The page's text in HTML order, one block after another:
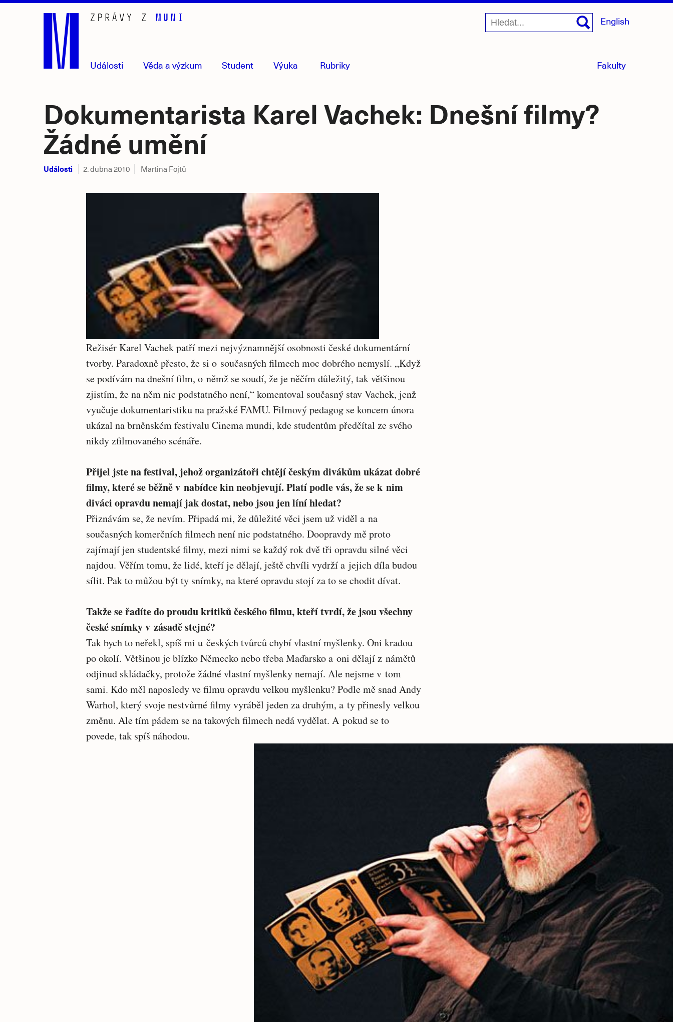
Události Věda a výzkum Student Výuka Rubriky Fakultymenu
English
Dokumentarista Karel Vachek: Dnešní filmy?
Žádné umění
Události 2. dubna 2010 Martina Fojtů
Režisér Karel Vachek patří mezi nejvýznamnější osobnosti české dokumentární
tvorby. Paradoxně přesto, že si o současných filmech moc dobrého nemyslí. „Když
se podívám na dnešní film, o němž se soudí, že je něčím důležitý, tak většinou
zjistím, že na něm nic podstatného není,“ komentoval současný stav Vachek, jenž
vyučuje dokumentaristiku na pražské FAMU. Filmový pedagog se koncem února
ukázal na brněnském festivalu Cinema mundi, kde studentům předčítal ze svého
nikdy zfilmovaného scénáře.
Přijel jste na festival, jehož organizátoři chtějí českým divákům ukázat dobré
filmy, které se běžně v nabídce kin neobjevují. Platí podle vás, že se k nim
diváci opravdu nemají jak dostat, nebo jsou jen líní hledat?
Přiznávám se, že nevím. Připadá mi, že důležité věci jsem už viděl a na
současných komerčních filmech není nic podstatného. Doopravdy mě proto
zajímají jen studentské filmy, mezi nimi se každý rok dvě tři opravdu silné věci
najdou. Věřím tomu, že lidé, kteří je dělají, ještě chvíli vydrží a jejich díla budou
sílit. Pak to můžou být ty snímky, na které opravdu stojí za to se chodit dívat.
Takže se řadíte do proudu kritiků českého filmu, kteří tvrdí, že jsou všechny
české snímky v zásadě stejné?
Tak bych to neřekl, spíš mi u českých tvůrců chybí vlastní myšlenky. Oni kradou
po okolí. Většinou je blízko Německo nebo třeba Maďarsko a oni dělají z námětů
odjinud skládačky, protože žádné vlastní myšlenky nemají. Ale nejsme v tom
sami. Kdo měl naposledy ve filmu opravdu velkou myšlenku? Podle mě snad Andy
Warhol, který svoje nestvůrné filmy vyráběl jeden za druhým, a ty přinesly velkou
změnu. Ale tím pádem se na takových filmech nedá vydělat. A pokud se to
povede, tak spíš náhodou.